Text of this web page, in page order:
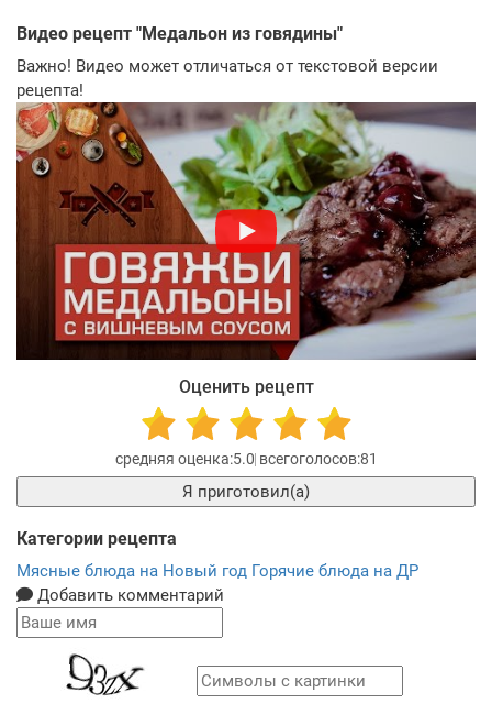
Видео рецепт "Медальон из говядины"
Важно! Видео может отличаться от текстовой версии
рецепта!
Оценить рецепт
5.0 81
Я приготовил(а)
Категории рецепта
Мясные блюда на Новый год Горячие блюда на ДР
Добавить комментарий